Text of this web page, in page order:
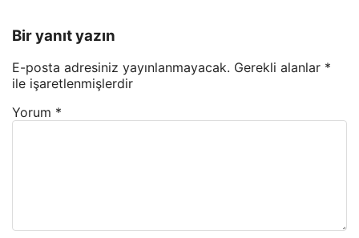
Bir yanıt yazın
E-posta adresiniz yayınlanmayacak. Gerekli alanlar *
ile işaretlenmişlerdir
Yorum *